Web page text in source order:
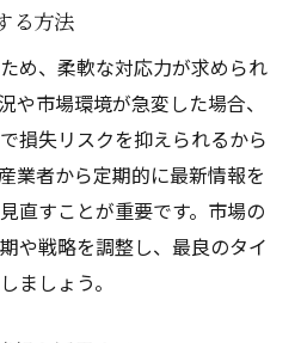
る方法
め、柔軟な対応力が求められ
や市場環境が急変した場合、
損失リスクを抑えられるから
業者から定期的に最新情報を
直すことが重要です。市場の
や戦略を調整し、最良のタイ
ましょう。